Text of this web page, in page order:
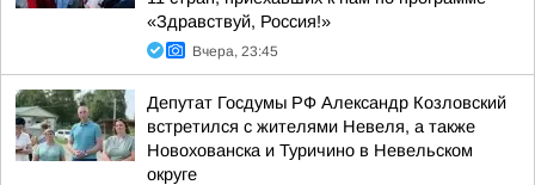
«Здравствуй, Россия!»
Вчера, 23:45
Депутат Госдумы РФ Александр Козловский
встретился с жителями Невеля, а также
Новохованска и Туричино в Невельском
округе